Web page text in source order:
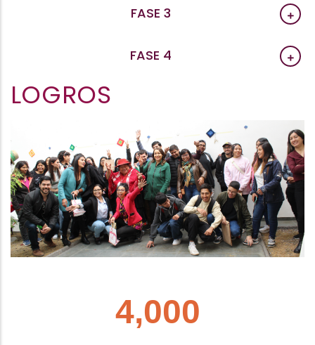
FASE 3
FASE 4
LOGROS
4,000